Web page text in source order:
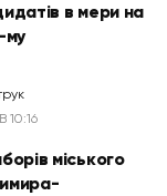
в мери на
му
10:16
міського